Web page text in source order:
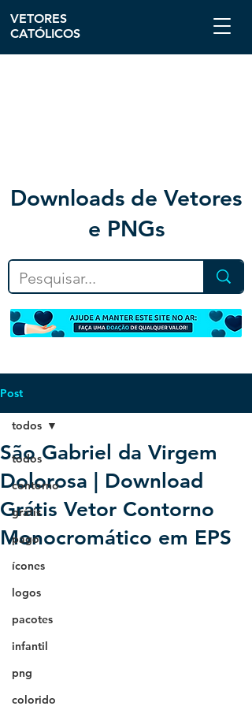
Downloads de Vetores
e PNGs
VETORES
CATÓLICOS
Post
todos
contorno
grátis
pago
ícones
logos
pacotes
infantil
png
colorido
todos
São Gabriel da Virgem
Dolorosa | Download
Grátis Vetor Contorno
Monocromático em EPS